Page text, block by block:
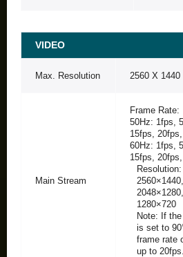
VIDEO
Max. Resolution 2560 X 1440
Main Stream
Frame Rate:
50Hz: 1fps,
15fps,
60Hz: 1fps,
15fps,
Resolution:
1280×720
Note: If
is set to
frame rate
up to 20fps.